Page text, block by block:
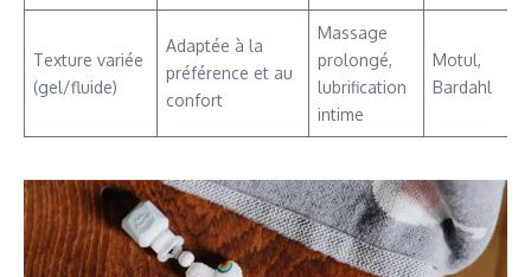
Texture variée
(gel/fluide)
Adaptée à la
préférence et au
confort
Massage
prolongé,
lubrification
intime
Motul,
Bardahl